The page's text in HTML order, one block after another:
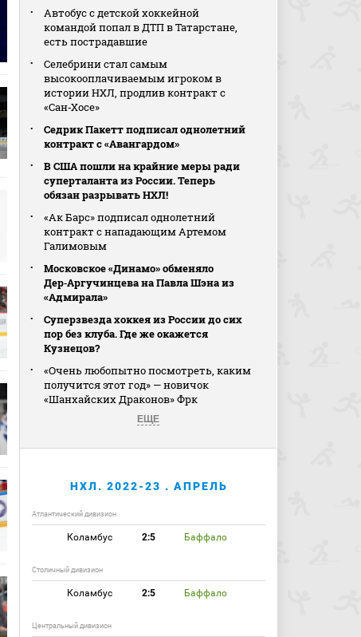
Автобус с детской хоккейной
командой попал в ДТП в Татарстане,
есть пострадавшие
Селебрини стал самым
высокооплачиваемым игроком в
истории НХЛ, продлив контракт с
«Сан‑Хосе»
Седрик Пакетт подписал однолетний
контракт с «Авангардом»
В США пошли на крайние меры ради
суперталанта из России. Теперь
обязан разрывать НХЛ!
«Ак Барс» подписал однолетний
контракт с нападающим Артемом
Галимовым
Московское «Динамо» обменяло
Дер‑Аргучинцева на Павла Шэна из
«Адмирала»
Суперзвезда хоккея из России до сих
пор без клуба. Где же окажется
Кузнецов?
«Очень любопытно посмотреть, каким
получится этот год» — новичок
«Шанхайских Драконов» Фрк
ЕЩЕ
НХЛ. 2022-23 . АПРЕЛЬ
Атлантический дивизион
Коламбус 2:5 Баффало
Столичный дивизион
Коламбус 2:5 Баффало
Центральный дивизион